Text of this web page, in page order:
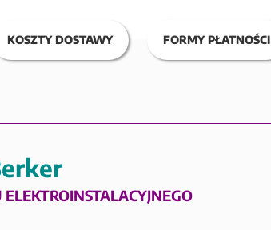
KOSZTY DOSTAWY FORMY PŁATNOŚCI